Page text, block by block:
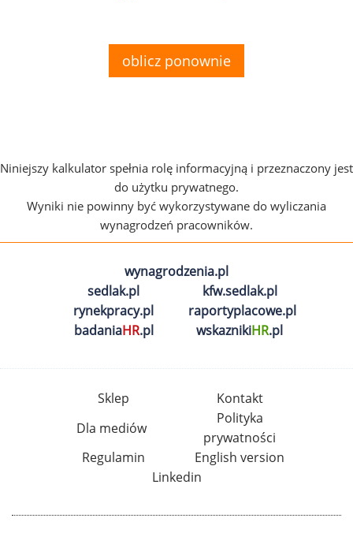
oblicz ponownie
Niniejszy kalkulator spełnia rolę informacyjną i przeznaczony jest
do użytku prywatnego.
Wyniki nie powinny być wykorzystywane do wyliczania
wynagrodzeń pracowników.
wynagrodzenia.pl
sedlak.pl
kfw.sedlak.pl
rynekpracy.pl
raportyplacowe.pl
badaniaHR.pl wskaznikiHR.pl
Sklep
Kontakt
Dla mediów
Polityka
prywatności
Regulamin
English version
Linkedin